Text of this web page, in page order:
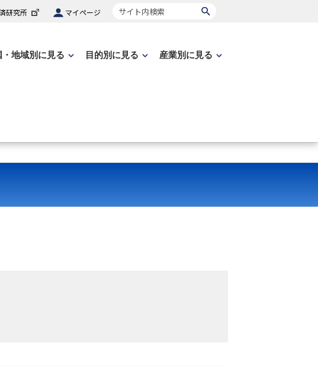
研究所 マイページ サイト内検索
・地域別に見る 目的別に見る 産業別に見る